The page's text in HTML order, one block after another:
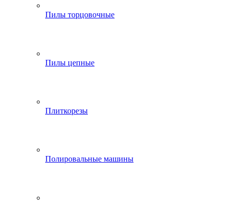
Пилы торцовочные
Пилы цепные
Плиткорезы
Полировальные машины